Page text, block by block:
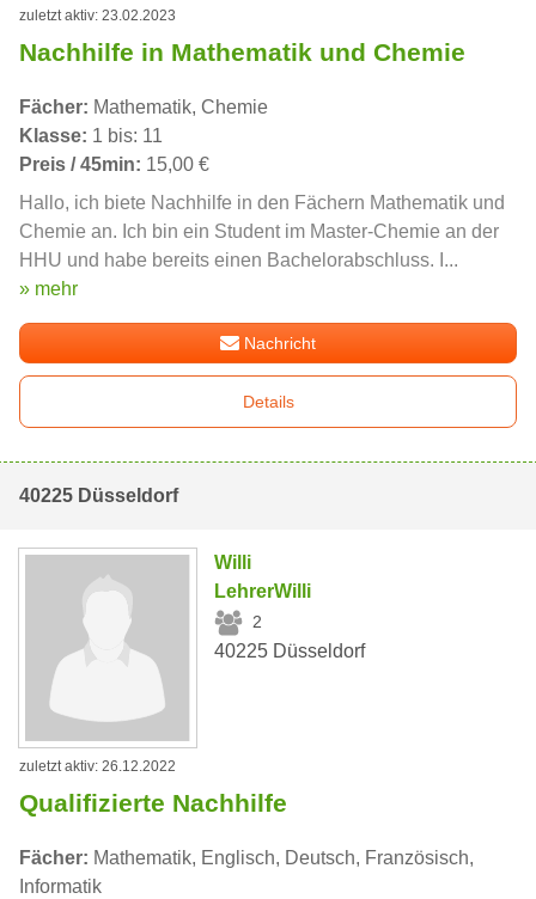
zuletzt aktiv: 23.02.2023
Nachhilfe in Mathematik und Chemie
Fächer: Mathematik, Chemie
Klasse: 1 bis: 11
Preis / 45min: 15,00 €
Hallo, ich biete Nachhilfe in den Fächern Mathematik und
Chemie an. Ich bin ein Student im Master-Chemie an der
HHU und habe bereits einen Bachelorabschluss. I...
» mehr
Nachricht
Details
40225 Düsseldorf
Willi
LehrerWilli
2
40225 Düsseldorf
zuletzt aktiv: 26.12.2022
Qualifizierte Nachhilfe
Fächer: Mathematik, Englisch, Deutsch, Französisch,
Informatik